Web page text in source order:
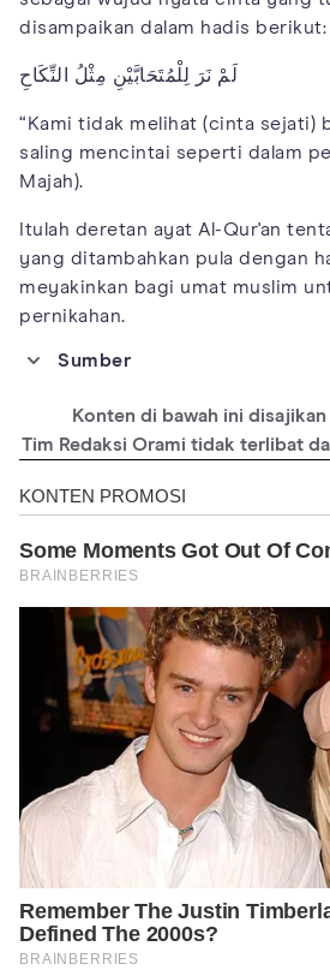
disampaikan dalam hadis berikut:
لَمْ نَرَ لِلْمُتَحَابَّيْنِ مِثْلُ النِّكَاحِ
“Kami tidak melihat (cinta sejati)
saling mencintai seperti dalam
Majah).
Itulah deretan ayat Al-Qur'an
yang ditambahkan pula dengan
meyakinkan bagi umat muslim
pernikahan.
Sumber
https://dalamislam.com/hukum-
pernikahan-dalam-islam
menikah/
https://nu.or.id/tafsir/tafsir-surat-an-
Konten di bawah ini
Tim Redaksi Orami tidak terlibat